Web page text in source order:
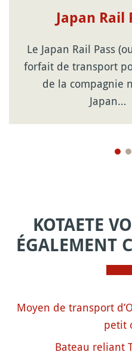
Japan Rail
Le Japan Rail Pass
forfait de transport
de la compagnie
Japan…
KOTAETE
ÉGALEMENT
Moyen de transport
petit
Bateau reliant